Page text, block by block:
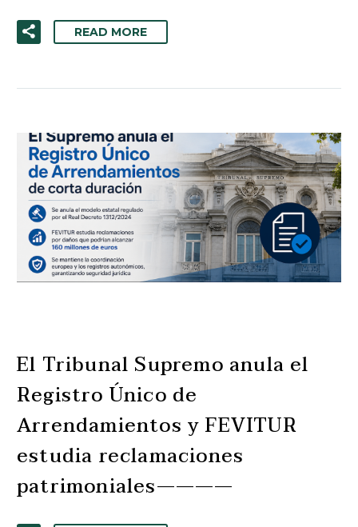
READ MORE
El Tribunal Supremo anula el
Registro Único de
Arrendamientos y FEVITUR
estudia reclamaciones
patrimoniales————